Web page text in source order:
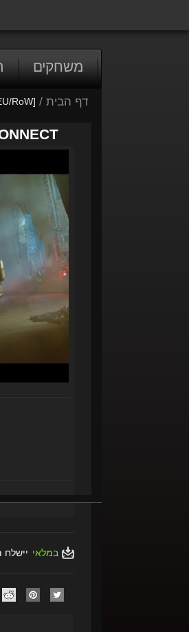
משחקים
דף הבית /
RoW]
במלאי יישלח תוך 5